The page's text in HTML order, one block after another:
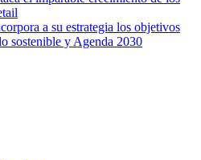
a su estrategia los objetivos
sostenible y Agenda 2030